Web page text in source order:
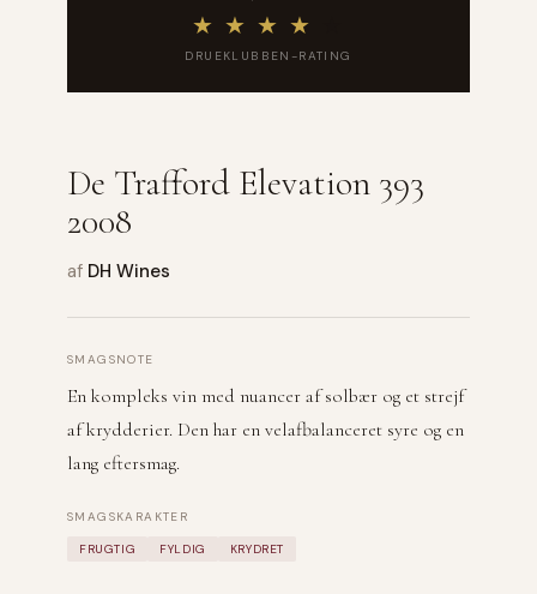
★ ★ ★ ★
DRUEKLUBBEN-RATING
De Trafford Elevation 393
2008
af DH Wines
SMAGSNOTE
En kompleks vin med nuancer af solbær og et strejf
af krydderier. Den har en velafbalanceret syre og en
lang eftersmag.
SMAGSKARAKTER
FRUGTIG FYLDIG KRYDRET